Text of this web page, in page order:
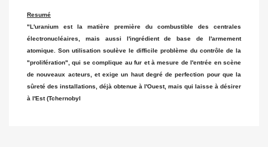
Resumé
"L'uranium est la matière première du combustible des centrales
électronucléaires, mais aussi l'ingrédient de base de l'armement
atomique. Son utilisation soulève le difficile problème du contrôle de la
"prolifération", qui se complique au fur et à mesure de l'entrée en scène
de nouveaux acteurs, et exige un haut degré de perfection pour que la
sûreté des installations, déjà obtenue à l'Ouest, mais qui laisse à désirer
à l'Est (Tchernobyl